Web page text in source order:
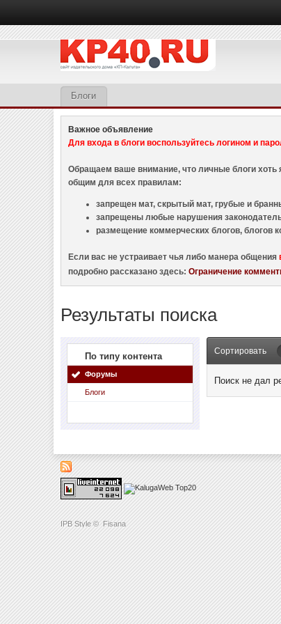
IPB Style © Fisana
Блоги
Важное объявление
Для входа в блоги воспользуйтесь логином и
Обращаем ваше внимание, что личные блоги
общим для всех правилам:
запрещен мат, скрытый мат, грубые и
запрещены любые нарушения
размещение коммерческих блогов, блогов
Если вас не устраивает чья либо манера общения
подробно рассказано здесь:Ограничение
Результаты поиска
По типу контента
Форумы
Блоги
Сортировать
Поиск не дал